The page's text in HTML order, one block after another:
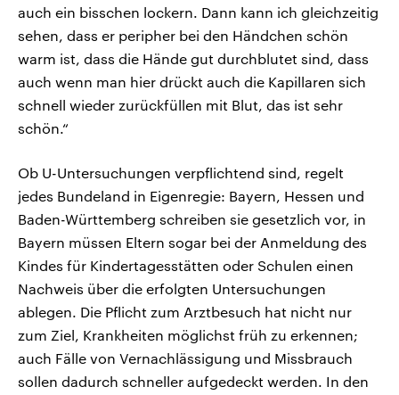
auch ein bisschen lockern. Dann kann ich gleichzeitig
sehen, dass er peripher bei den Händchen schön
warm ist, dass die Hände gut durchblutet sind, dass
auch wenn man hier drückt auch die Kapillaren sich
schnell wieder zurückfüllen mit Blut, das ist sehr
schön.“
Ob U-Untersuchungen verpflichtend sind, regelt
jedes Bundeland in Eigenregie: Bayern, Hessen und
Baden-Württemberg schreiben sie gesetzlich vor, in
Bayern müssen Eltern sogar bei der Anmeldung des
Kindes für Kindertagesstätten oder Schulen einen
Nachweis über die erfolgten Untersuchungen
ablegen. Die Pflicht zum Arztbesuch hat nicht nur
zum Ziel, Krankheiten möglichst früh zu erkennen;
auch Fälle von Vernachlässigung und Missbrauch
sollen dadurch schneller aufgedeckt werden. In den